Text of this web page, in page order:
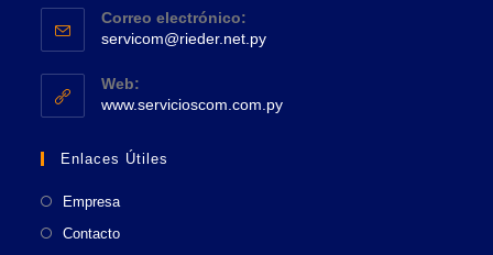
tu
aplicación
abre
en
tu
aplicación
Correo electrónico:
servicom@rieder.net.pySe
aplicación
Web:
www.servicioscom.com.pySe
Enlaces Útiles
Empresa
Contacto